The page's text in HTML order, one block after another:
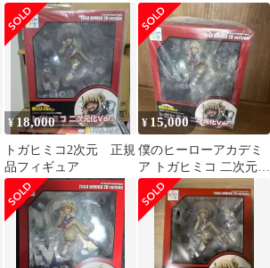
トガヒミコ
元化Ver. 1/8 完成品フィ
ギュア
¥ 18,000
トガヒミコ2次元 正規
品フィギュア
¥ 15,000
僕のヒーローアカデミ
ア トガヒミコ 二次元化
Ver. 1/8スケール